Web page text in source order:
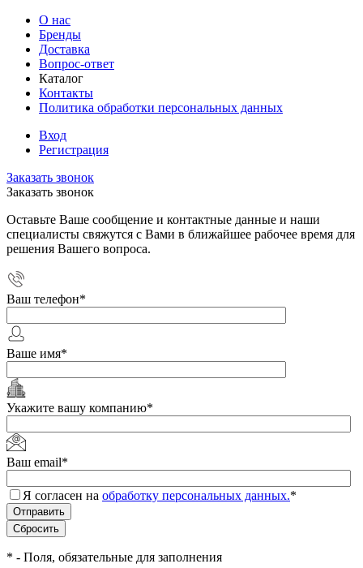
О нас
Бренды
Доставка
Вопрос-ответ
Каталог
Контакты
Политика обработки персональных данных
Вход
Регистрация
Заказать звонок
Заказать звонок
Оставьте Ваше сообщение и контактные данные и наши
специалисты свяжутся с Вами в ближайшее рабочее время для
решения Вашего вопроса.
Ваш телефон*
Ваше имя*
Укажите вашу компанию*
Ваш email*
Я согласен на обработку персональных данных.*
* - Поля, обязательные для заполнения